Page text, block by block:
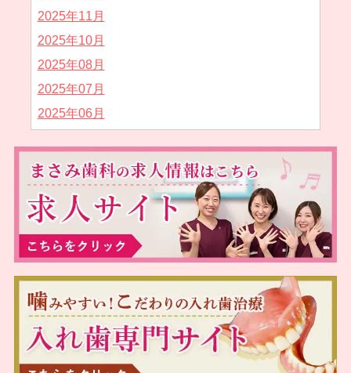
2025年11月
2025年10月
2025年08月
2025年07月
2025年06月
2025年04月
2025年02月
2025年01月
2024年12月
2024年11月
2024年10月
2024年09月
2024年08月
2024年07月